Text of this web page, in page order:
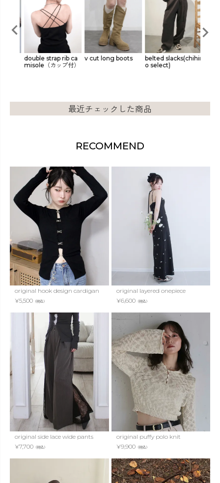
double strap rib ca
misole（カップ付）
v cut long boots
belted slacks(chihir
o select)
最近チェックした商品
RECOMMEND
original hook design cardigan
¥5,500 （税込）
original layered onepiece
¥6,600（税込）
original side lace wide pants
¥7,700 （税込）
original puffy polo knit
¥9,900（税込）